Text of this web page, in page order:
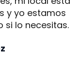
y yo estamos
si lo necesitas.